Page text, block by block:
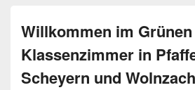
Willkommen im Grünen
Klassenzimmer in
Scheyern und Wolnzach